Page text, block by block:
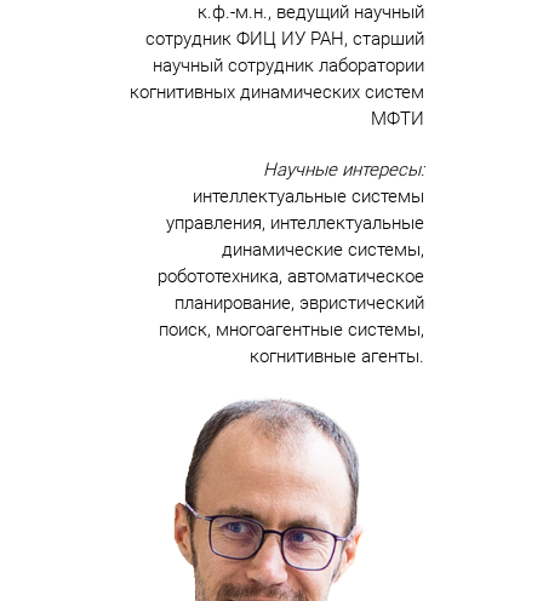
к.ф.-м.н., ведущий научный
сотрудник ФИЦ ИУ РАН, старший
научный сотрудник лаборатории
когнитивных динамических систем
МФТИ
Научные интересы:
интеллектуальные системы
управления, интеллектуальные
динамические системы,
робототехника, автоматическое
планирование, эвристический
поиск, многоагентные системы,
когнитивные агенты.